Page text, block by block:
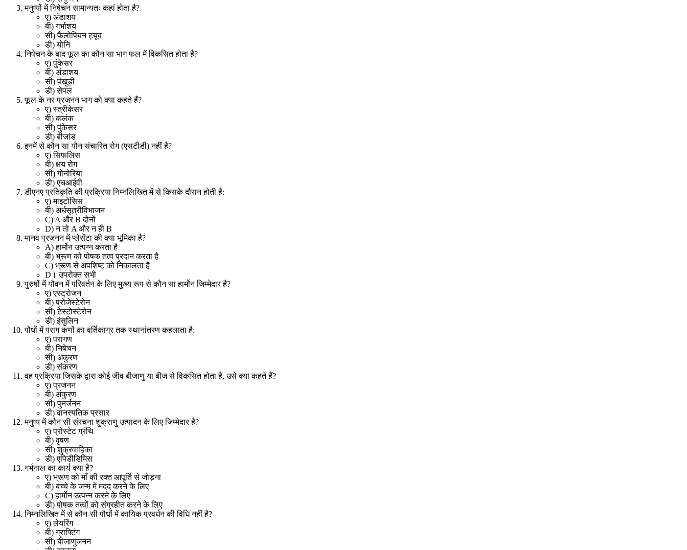
मनुष्यों में निषेचन सामान्यतः कहां होता है?
ए) अंडाशय
बी) गर्भाशय
सी) फैलोपियन ट्यूब
डी) योनि
निषेचन के बाद फूल का कौन सा भाग फल में विकसित होता है?
ए) पुंकेसर
बी) अंडाशय
सी) पंखुड़ी
डी) सेपल
फूल के नर प्रजनन भाग को क्या कहते हैं?
ए) स्त्रीकेसर
बी) कलंक
सी) पुंकेसर
डी) बीजांड
इनमें से कौन सा यौन संचारित रोग (एसटीडी) नहीं है?
ए) सिफलिस
बी) क्षय रोग
सी) गोनोरिया
डी) एचआईवी
डीएनए प्रतिकृति की प्रक्रिया निम्नलिखित में से किसके दौरान होती है:
ए) माइटोसिस
बी) अर्धसूत्रीविभाजन
C) A औरBदोनों
D)न तो A और न ही B
मानव प्रजनन में प्लेसेंटा की क्या भूमिका है?
A)हार्मोन उत्पन्न करता है
बी) भ्रूण को पोषक तत्व प्रदान करता है
C) भ्रूण से अपशिष्ट को निकालता है
D । उपरोक्त सभी
पुरुषों में यौवन में परिवर्तन के लिए मुख्य रूप से कौन सा हार्मोन जिम्मेदार है?
ए) एस्ट्रोजन
बी) प्रोजेस्टेरोन
सी) टेस्टोस्टेरोन
डी) इंसुलिन
पौधों में पराग कणों का वर्तिकाग्र तक स्थानांतरण कहलाता है:
ए) परागण
बी) निषेचन
सी) अंकुरण
डी) संकरण
वह प्रक्रिया जिसके द्वारा कोई जीव बीजाणु या बीज से विकसित होता है,उसे क्या कहते हैं?
ए) प्रजनन
बी) अंकुरण
सी) पुनर्जनन
डी) वानस्पतिक प्रसार
मनुष्य में कौन सी संरचना शुक्राणु उत्पादन के लिए जिम्मेदार है?
ए) प्रोस्टेट ग्रंथि
बी) वृषण
सी) शुक्रवाहिका
डी) एपिडीडिमिस
गर्भनाल का कार्य क्या है?
ए) भ्रूण को माँ की रक्त आपूर्ति से जोड़ना
बी) बच्चे के जन्म में मदद करने के लिए
C)हार्मोन उत्पन्न करने के लिए
डी) पोषक तत्वों को संग्रहीत करने के लिए
निम्नलिखित में से कौन-सी पौधों में कायिक प्रवर्धन की विधि नहीं है?
ए) लेयरिंग
बी) ग्राफ्टिंग
सी) बीजाणुजनन